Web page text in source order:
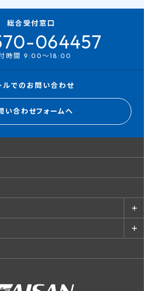
総合受付窓口
064457
時間 9:00～18:00
ルでのお問い合わせ
い合わせフォームへ